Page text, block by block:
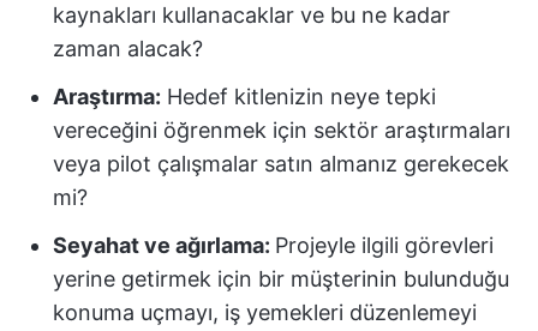
kaynakları kullanacaklar ve bu ne kadar
zaman alacak?
Araştırma: Hedef kitlenizin neye tepki
vereceğini öğrenmek için sektör araştırmaları
veya pilot çalışmalar satın almanız gerekecek
mi?
Seyahat ve ağırlama: Projeyle ilgili görevleri
yerine getirmek için bir müşterinin bulunduğu
konuma uçmayı, iş yemekleri düzenlemeyi